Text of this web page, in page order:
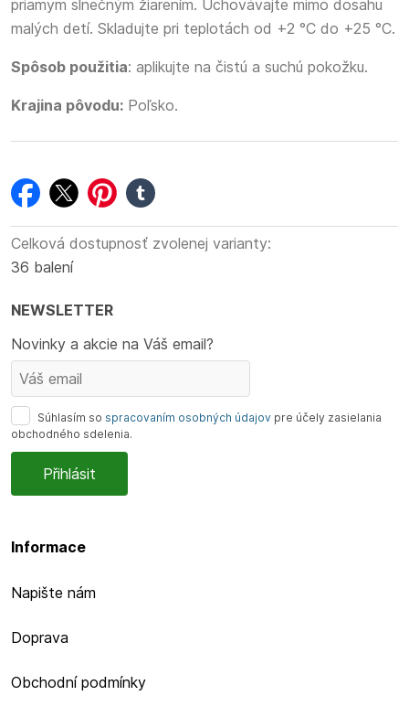
priamym slnečným žiarením. Uchovávajte mimo dosahu
malých detí. Skladujte pri teplotách od +2 °C do +25 °C.
Spôsob použitia: aplikujte na čistú a suchú pokožku.
Krajina pôvodu: Poľsko.
facebook
twitterpinterest
tumblr
Celková dostupnosť zvolenej varianty:
36 balení
NEWSLETTER
Novinky a akcie na Váš email?
Súhlasím so spracovaním osobných údajov pre účely zasielania
obchodného sdelenia.
Informace
Napište nám
Doprava
Obchodní podmínky